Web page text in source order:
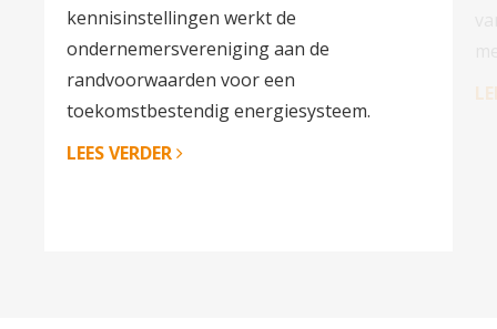
kennisinstellingen werkt de
ondernemersvereniging aan de
randvoorwaarden voor een
toekomstbestendig energiesysteem.
LEES VERDER